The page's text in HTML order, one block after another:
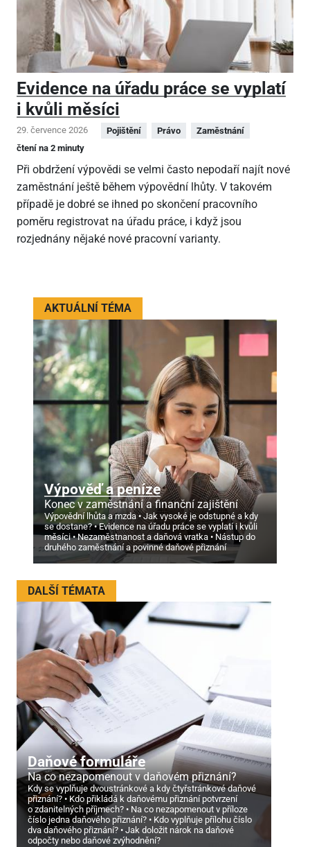
Evidence na úřadu práce se vyplatí
i kvůli měsíci
29. července 2026 Pojištění Právo
Zaměstnání
čtení na 2 minuty
Při obdržení výpovědi se velmi často nepodaří najít nové
zaměstnání ještě během výpovědní lhůty. V takovém
případě je dobré se ihned po skončení pracovního
poměru registrovat na úřadu práce, i když jsou
rozjednány nějaké nové pracovní varianty.
AKTUÁLNÍ TÉMA
Výpověď a peníze
Konec v zaměstnání a finanční zajištění
Výpovědní lhůta a mzda
Jak vysoké je odstupné a kdy
se dostane?
Evidence na úřadu práce se vyplatí i kvůli
měsíci
Nezaměstnanost a daňová vratka
Nástup do
druhého zaměstnání a povinné daňové přiznání
DALŠÍ TÉMATA
Daňové formuláře
Na co nezapomenout v daňovém přiznání?
Kdy se vyplňuje dvoustránkové a kdy čtyřstránkové daňové
přiznání?
Kdo přikládá k daňovému přiznání potvrzení
o zdanitelných příjmech?
Na co nezapomenout v příloze
číslo jedna daňového přiznání?
Kdo vyplňuje přílohu číslo
dva daňového přiznání?
Jak doložit nárok na daňové
odpočty nebo daňové zvýhodnění?